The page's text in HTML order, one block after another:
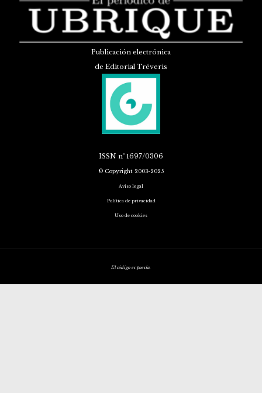
Publicación electrónica
de Editorial Tréveris
ISSN nº 1697/0306
© Copyright 2003-2025
Aviso legal
Política de privacidad
Uso de cookies
El código es poesía.